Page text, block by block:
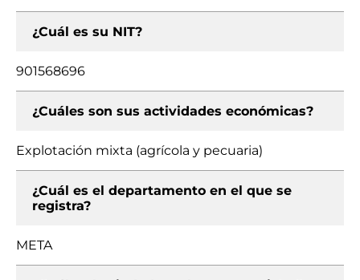
¿Cuál es su NIT?
901568696
¿Cuáles son sus actividades económicas?
Explotación mixta (agrícola y pecuaria)
¿Cuál es el departamento en el que se
registra?
META